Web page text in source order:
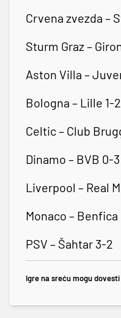
Crvena zvezda –
Sturm Graz –
Aston Villa –
Bologna – Lille 1-2
Celtic – Club
Dinamo – BVB 0-3
Liverpool – Real
Monaco – Benfica
PSV – Šahtar 3-2
Igre na sreću mogu